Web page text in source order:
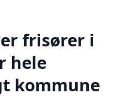
frisører i
hele
kommune